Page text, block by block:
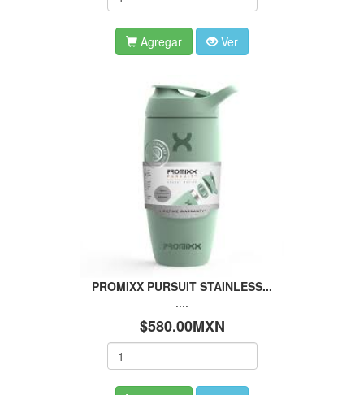
Agregar Ver
PROMIXX PURSUIT STAINLESS...
....
$580.00MXN